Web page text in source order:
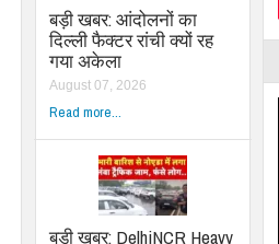
बड़ी खबर: आंदोलनों का
दिल्ली फैक्टर रांची क्यों रह
गया अकेला
August 07, 2026
Read more...
बड़ी खबर: DelhiNCR Heavy